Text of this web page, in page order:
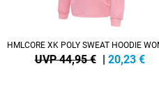
HMLCORE XK POLY SWEAT HOODIE
UVP 44,95 € | 20,23 €